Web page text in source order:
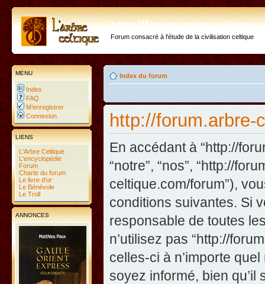
http://forum.arbre-
Forum consacré à l'étude de la civilisation celtique
MENU
Index
FAQ
M’enregistrer
Connexion
LIENS
L'Arbre Celtique
L'encyclopédie
Forum
Charte du forum
Le livre d'or
Le Bénévole
Le Troll
ANNONCES
Index du forum
http://forum.arbre-
En accédant à “http://
“notre”, “nos”, “http://
celtique.com/forum”),
conditions suivantes. Si
responsable de toutes
n’utilisez pas “http://
celles-ci à n’importe
soyez informé, bien